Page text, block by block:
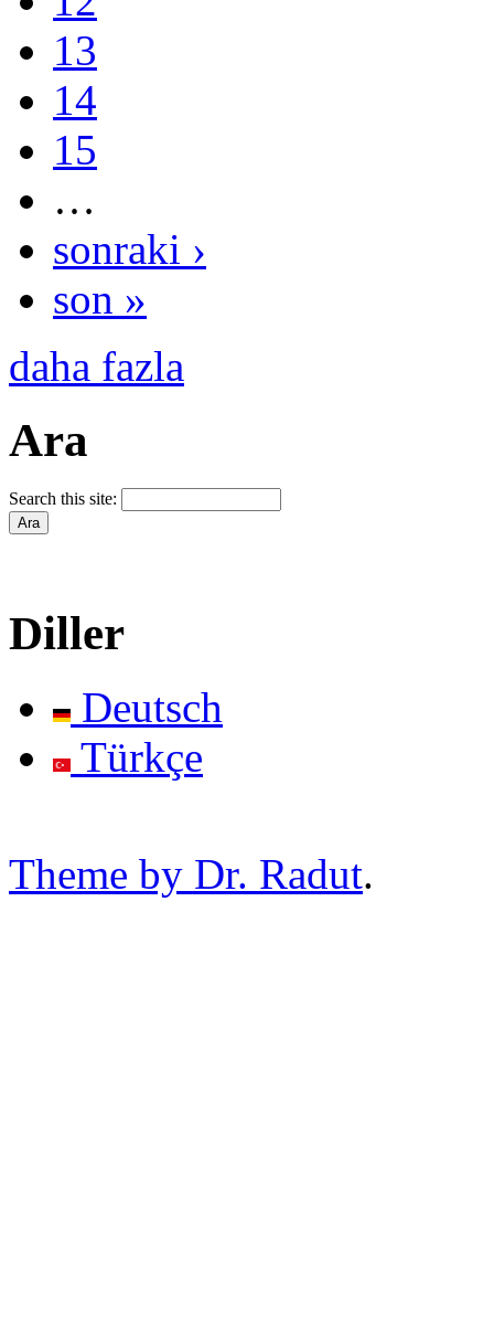
13
14
15
…
sonraki ›
son »
daha fazla
Ara
Search this site:
Diller
Deutsch
Türkçe
Theme by Dr. Radut.